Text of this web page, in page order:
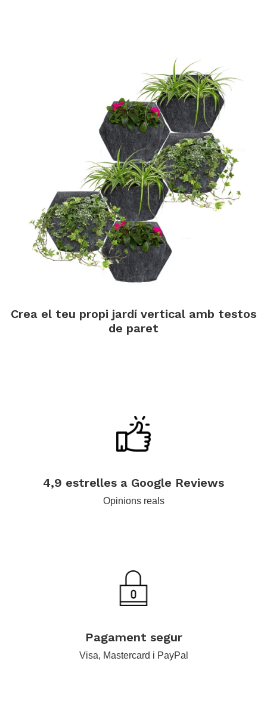
Crea el teu propi jardí vertical amb testos
de paret
4,9 estrelles a Google Reviews
Opinions reals
Pagament segur
Visa, Mastercard i PayPal